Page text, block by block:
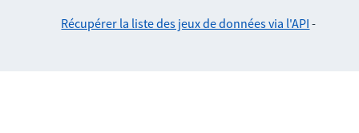
Récupérer la liste des jeux de données via l'API -